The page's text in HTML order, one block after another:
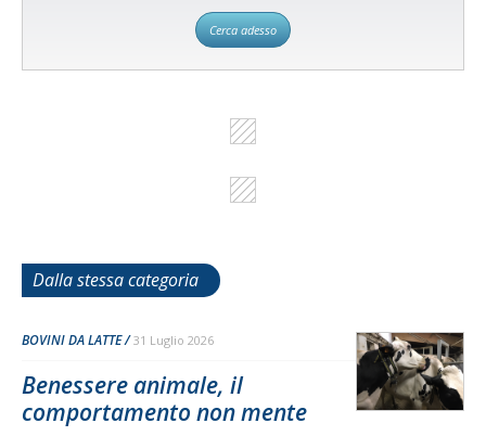
Cerca adesso
Dalla stessa categoria
BOVINI DA LATTE 31 Luglio 2026
Benessere animale, il
comportamento non mente